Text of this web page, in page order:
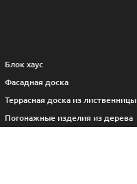
Блок хаус
Фасадная доска
Террасная доска из лиственницы
Погонажные изделия из дерева